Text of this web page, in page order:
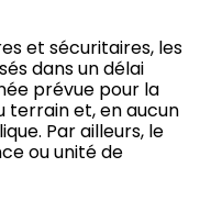
et sécuritaires, les
dans un délai
prévue pour la
terrain et, en aucun
Par ailleurs, le
ou unité de